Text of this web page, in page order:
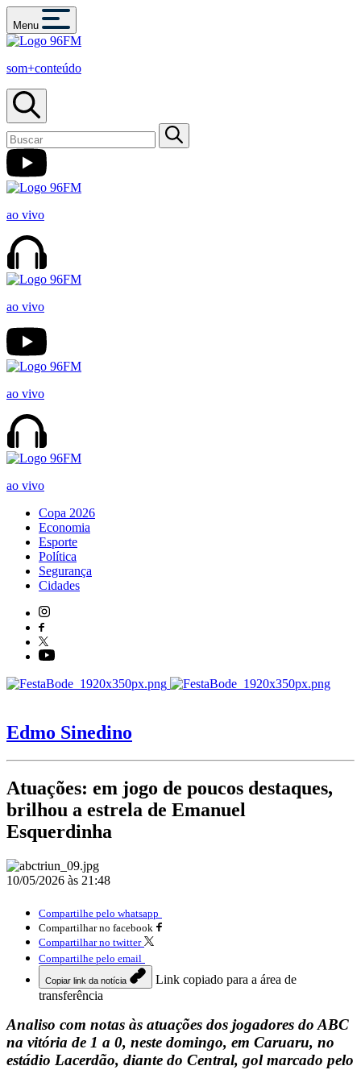
Menu
som+conteúdo
ao vivo
ao vivo
ao vivo
ao vivo
Copa 2026
Economia
Esporte
Política
Segurança
Cidades
Edmo Sinedino
Atuações: em jogo de poucos destaques,
brilhou a estrela de Emanuel
Esquerdinha
10/05/2026 às 21:48
Compartilhe pelo whatsapp
Compartilhar no facebook
Compartilhar no twitter
Compartilhe pelo email
Copiar link da notícia
Link copiado para a área de
transferência
Analiso com notas às atuações dos jogadores do ABC
na vitória de 1 a 0, neste domingo, em Caruaru, no
estádio Lacerdão, diante do Central, gol marcado pelo